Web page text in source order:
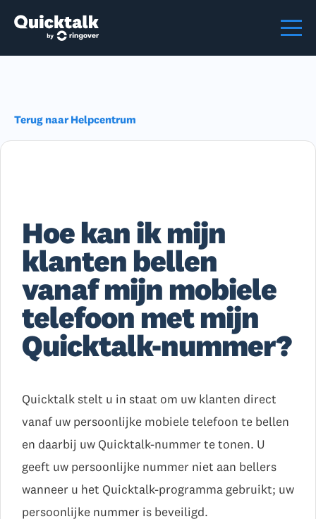
Terug naar Helpcentrum
Hoe kan ik mijn
klanten bellen
vanaf mijn mobiele
telefoon met mijn
Quicktalk-nummer?
Quicktalk stelt u in staat om uw klanten direct
vanaf uw persoonlijke mobiele telefoon te bellen
en daarbij uw Quicktalk-nummer te tonen. U
geeft uw persoonlijke nummer niet aan bellers
wanneer u het Quicktalk-programma gebruikt; uw
persoonlijke nummer is beveiligd.